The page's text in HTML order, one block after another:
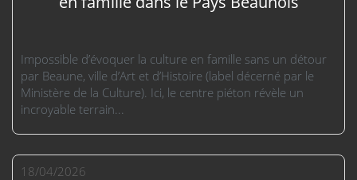
Impossible d’évoquer la culture en famille sans un détour
par Beaune, ville d’Art et d’Histoire (label décerné par le
Ministère de la Culture). Ici, le centre piéton révèle un
incroyable terrain...
18/04/2026